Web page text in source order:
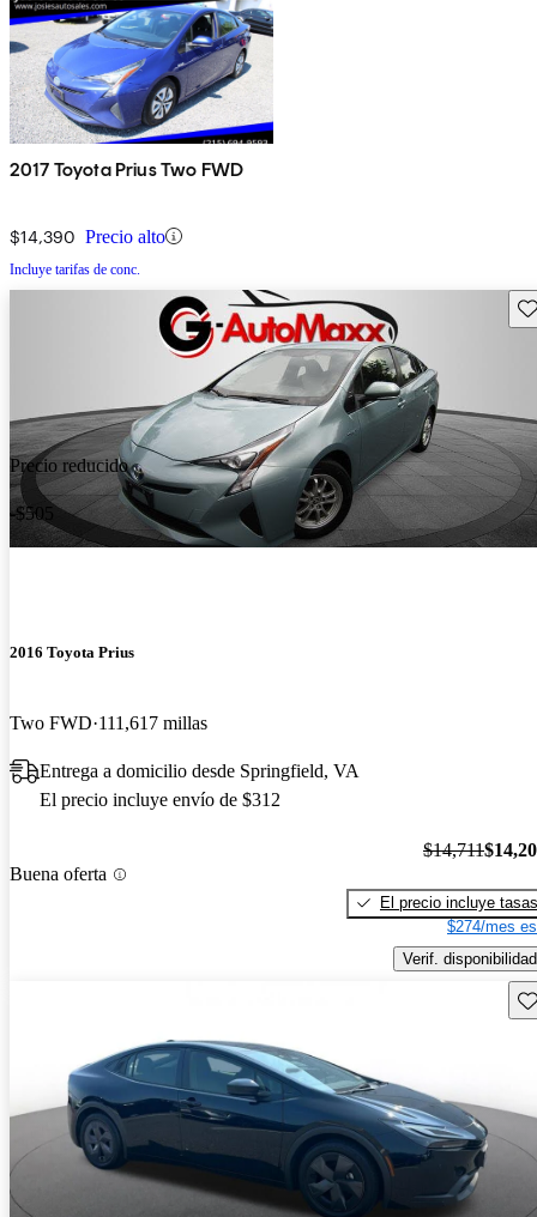
2017 Toyota Prius Two FWD
$14,390 Precio alto
Incluye tarifas de conc.
Precio reducido
-$505
2016 Toyota Prius
Two FWD 111,617 millas
Entrega a domicilio desde Springfield, VA
El precio incluye envío de $312
Buena oferta
$14,711
El precio incluye tasas
$274/mes
Verif. disponibilidad